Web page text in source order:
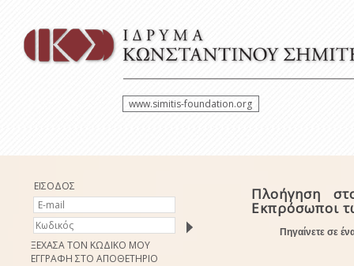
www.simitis-foundation.org
ΕΙΣΟΔΟΣ
ΞΕΧΑΣΑ ΤΟΝ ΚΩΔΙΚΟ ΜΟΥ
ΕΓΓΡΑΦΗ ΣΤΟ ΑΠΟΘΕΤΗΡΙΟ
Πλοήγηση
Εκπρόσωποι
Πηγαίνετε σε